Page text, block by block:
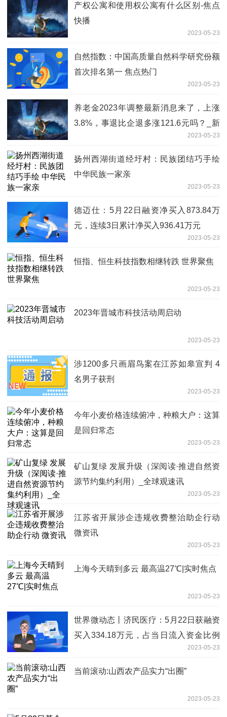
产权公寓和使用权公寓有什么区别-焦点
快播
2023-05-23
自然指数：中国高质量自然科学研究份额
首次排名第一 焦点热门
2023-05-23
养老金2023年调整最新消息来了，上涨
3.8%，事退比企退多涨121.6元吗？_新
2023-05-23
扬州西湖街道经圩村：民族团结巧手绘
中华民族一家亲
2023-05-23
德迈仕：5月22日融资净买入873.84万
元，连续3日累计净买入936.41万元
2023-05-23
恒指、恒生科技指数相继转跌 世界聚焦
2023-05-23
2023年晋城市科技活动周启动
2023-05-23
涉1200多只画眉鸟案在江苏如皋宣判 4
名男子获刑
2023-05-23
今年小麦价格连续俯冲，种粮大户：这算
是回归常态
2023-05-23
矿山复绿 发展升级（深阅读·推进自然资
源节约集约利用）_全球观速讯
2023-05-23
江苏省开展涉企违规收费整治助企行动
微资讯
2023-05-23
上海今天晴到多云 最高温27℃|实时焦点
2023-05-23
世界微动态丨济民医疗：5月22日获融资
买入334.18万元，占当日流入资金比例
2023-05-23
当前滚动:山西农产品实力“出圈”
2023-05-23